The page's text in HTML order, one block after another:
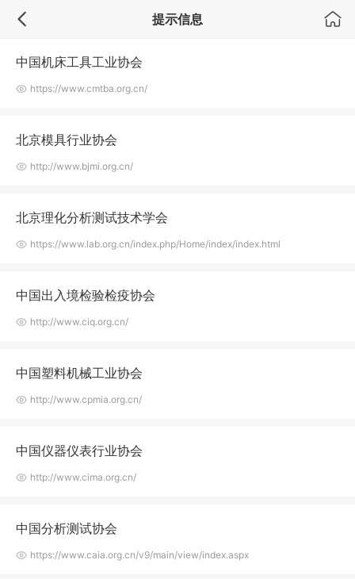
友情链接
中国机床工具工业协会
https://www.cmtba.org.cn/
北京模具行业协会
http://www.bjmi.org.cn/
北京理化分析测试技术学会
https://www.lab.org.cn/index.php/Home/index/index.html
中国出入境检验检疫协会
http://www.ciq.org.cn/
中国塑料机械工业协会
http://www.cpmia.org.cn/
中国仪器仪表行业协会
http://www.cima.org.cn/
中国分析测试协会
https://www.caia.org.cn/v9/main/view/index.aspx
提示信息